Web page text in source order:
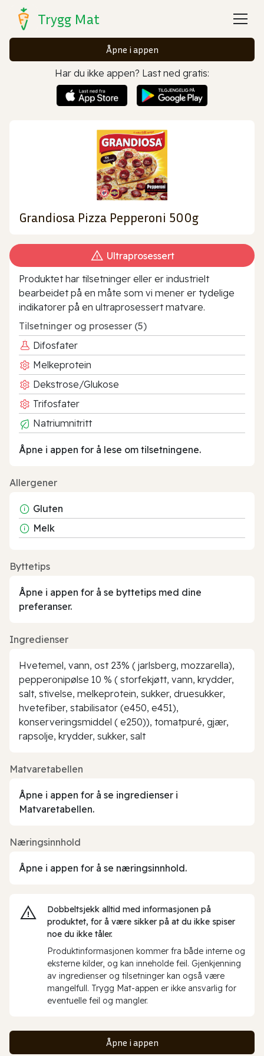
Trygg Mat
Åpne i appen
Har du ikke appen? Last ned gratis:
Grandiosa Pizza Pepperoni 500g
Ultraprosessert
Produktet har tilsetninger eller er industrielt
bearbeidet på en måte som vi mener er tydelige
indikatorer på en ultraprosessert matvare.
Tilsetninger og prosesser (5)
Difosfater
Melkeprotein
Dekstrose/Glukose
Trifosfater
Natriumnitritt
Åpne i appen for å lese om tilsetningene.
Allergener
Gluten
Melk
Byttetips
Åpne i appen for å se byttetips med dine
preferanser.
Ingredienser
Hvetemel, vann, ost 23% ( jarlsberg, mozzarella),
pepperonipølse 10 % ( storfekjøtt, vann, krydder,
salt, stivelse, melkeprotein, sukker, druesukker,
hvetefiber, stabilisator (e450, e451),
konserveringsmiddel ( e250)), tomatpuré, gjær,
rapsolje, krydder, sukker, salt
Matvaretabellen
Åpne i appen for å se ingredienser i
Matvaretabellen.
Næringsinnhold
Åpne i appen for å se næringsinnhold.
Dobbeltsjekk alltid med informasjonen på
produktet, for å være sikker på at du ikke spiser
noe du ikke tåler.
Produktinformasjonen kommer fra både interne og
eksterne kilder, og kan inneholde feil. Gjenkjenning
av ingredienser og tilsetninger kan også være
mangelfull. Trygg Mat-appen er ikke ansvarlig for
eventuelle feil og mangler.
Åpne i appen